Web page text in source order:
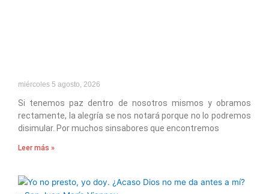
miércoles 5 agosto, 2026
Si tenemos paz dentro de nosotros mismos y obramos
rectamente, la alegría se nos notará porque no lo podremos
disimular. Por muchos sinsabores que encontremos
Leer más »